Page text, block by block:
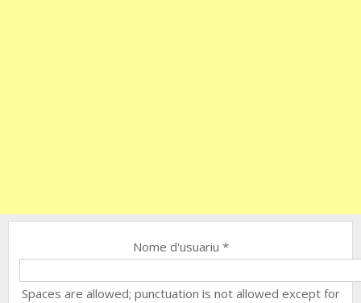
Nome d'usuariu *
Spaces are allowed; punctuation is not allowed except for